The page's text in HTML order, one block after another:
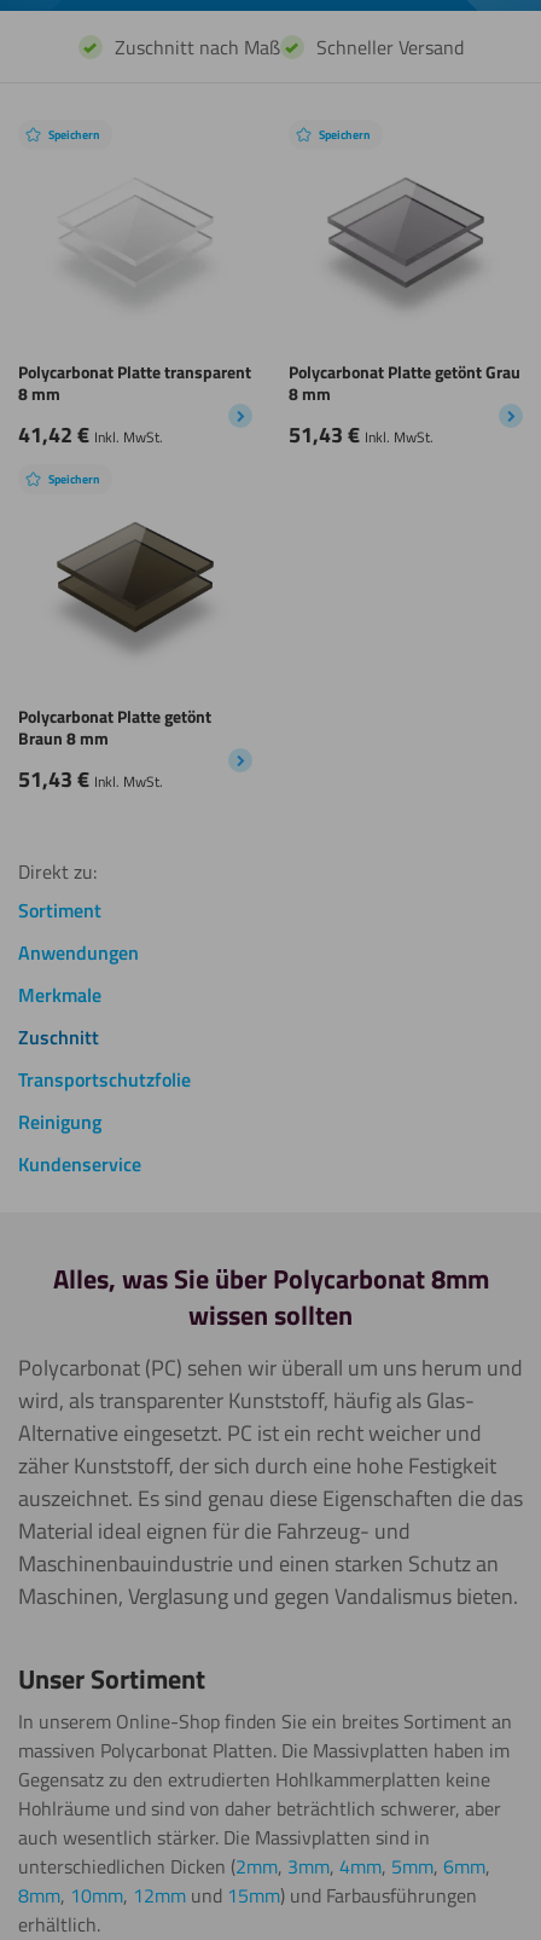
Zuschnitt nach Maß Schneller Versand
Speichern
Polycarbonat Platte transparent
8 mm
41,42€ Inkl. MwSt.
Speichern
Polycarbonat Platte getönt Grau
8 mm
51,43€ Inkl. MwSt.
Speichern
Polycarbonat Platte getönt
Braun 8 mm
51,43€ Inkl. MwSt.
Direkt zu:
Sortiment
Anwendungen
Merkmale
Zuschnitt
Transportschutzfolie
Reinigung
Kundenservice
Alles, was Sie über Polycarbonat 8mm
wissen sollten
Polycarbonat (PC) sehen wir überall um uns herum und
wird, als transparenter Kunststoff, häufig als Glas-
Alternative eingesetzt. PC ist ein recht weicher und
zäher Kunststoff, der sich durch eine hohe Festigkeit
auszeichnet. Es sind genau diese Eigenschaften die das
Material ideal eignen für die Fahrzeug- und
Maschinenbauindustrie und einen starken Schutz an
Maschinen, Verglasung und gegen Vandalismus bieten.
Unser Sortiment
In unserem Online-Shop finden Sie ein breites Sortiment an
massiven Polycarbonat Platten. Die Massivplatten haben im
Gegensatz zu den extrudierten Hohlkammerplatten keine
Hohlräume und sind von daher beträchtlich schwerer, aber
auch wesentlich stärker. Die Massivplatten sind in
unterschiedlichen Dicken (2mm, 3mm, 4mm, 5mm, 6mm,
8mm, 10mm, 12mm und 15mm) und Farbausführungen
erhältlich.